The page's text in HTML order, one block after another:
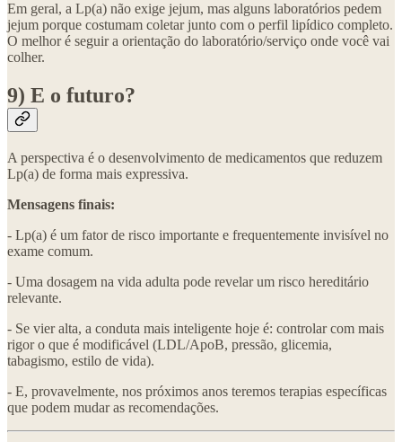
Em geral, a Lp(a) não exige jejum, mas alguns laboratórios pedem
jejum porque costumam coletar junto com o perfil lipídico completo.
O melhor é seguir a orientação do laboratório/serviço onde você vai
colher.
9) E o futuro?
A perspectiva é o desenvolvimento de medicamentos que reduzem
Lp(a) de forma mais expressiva.
Mensagens finais:
- Lp(a) é um fator de risco importante e frequentemente invisível no
exame comum.
- Uma dosagem na vida adulta pode revelar um risco hereditário
relevante.
- Se vier alta, a conduta mais inteligente hoje é: controlar com mais
rigor o que é modificável (LDL/ApoB, pressão, glicemia,
tabagismo, estilo de vida).
- E, provavelmente, nos próximos anos teremos terapias específicas
que podem mudar as recomendações.